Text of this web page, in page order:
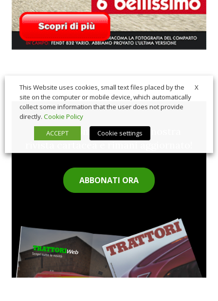
Sfoglia comodamente la nostra
rivista cartacea e rimani aggiornato!
ABBONATI ORA
X
This Website uses cookies, small text files placed by the
site on the computer or mobile device, which automatically
collect some information that the user does not provide
directly. Cookie Policy
ACCEPT
Cookie settings